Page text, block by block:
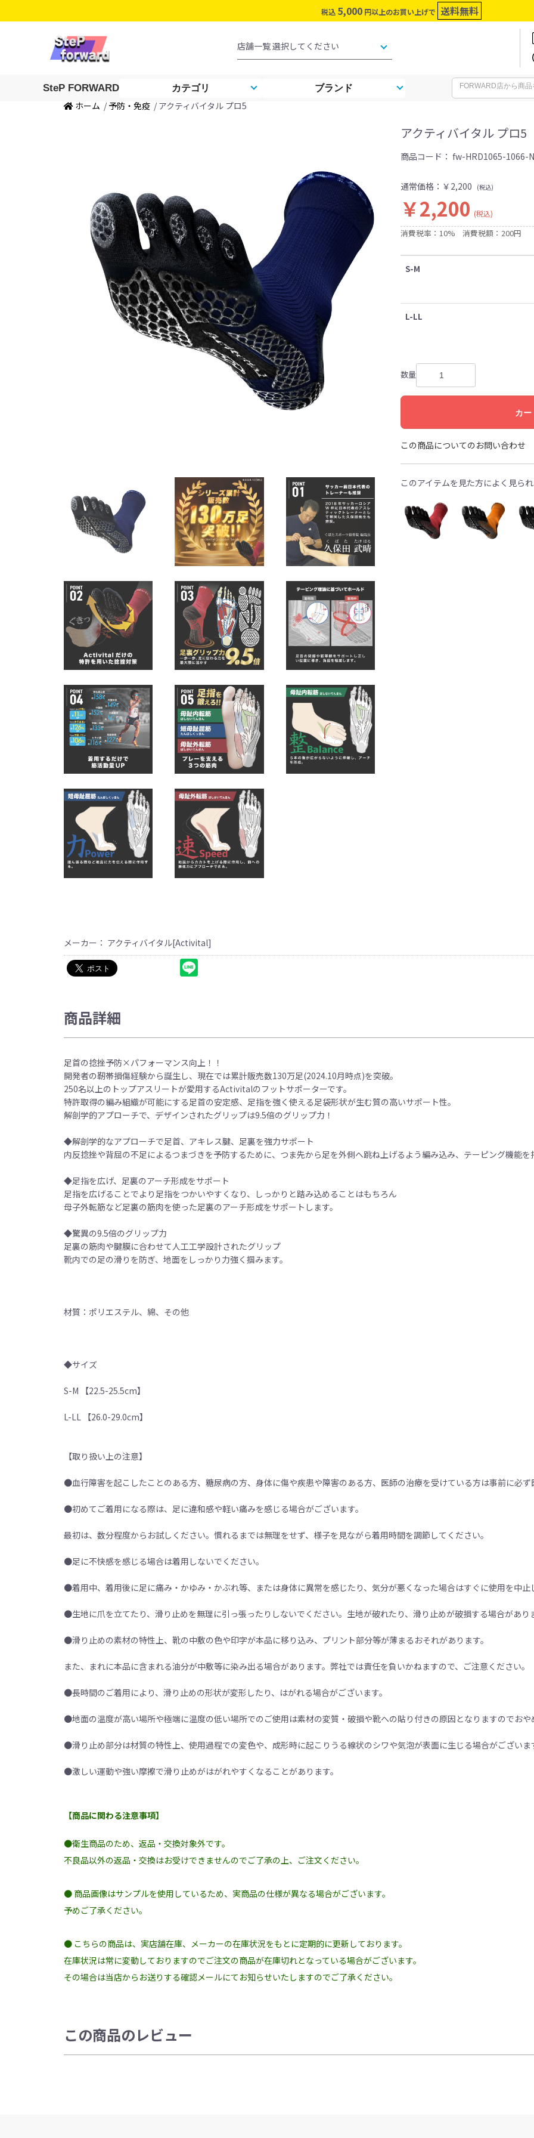
税込 5,000 円以上のお買い上げで 送料無料
SteP FORWARD カテゴリ ブランド
ホーム / 予防・免疫 / アクティバイタル プロ5
アクティバイタル プロ5
商品コード： fw-HRD1065-1066-
通常価格： ￥2,200 (税込)
￥2,200 (税込)
消費税率：10% 消費税額：200円
S-M
L-LL
数量
カー
この商品についてのお問い合わせ
このアイテムを見た方によく見ら
メーカー： アクティバイタル[Activital]
商品詳細
足首の捻挫予防×パフォーマンス向上！！
開発者の靭帯損傷経験から誕生し、現在では累計販売数130万足(2024.10月時点)を突破。
250名以上のトップアスリートが愛用するActivitalのフットサポーターです。
特許取得の編み組織が可能にする足首の安定感、足指を強く使える足袋形状が生む質の高いサポート性。
解剖学的アプローチで、デザインされたグリップは9.5倍のグリップ力！
◆解剖学的なアプローチで足首、アキレス腱、足裏を強力サポート
内反捻挫や背屈の不足によるつまづきを予防するために、つま先から足を外側へ跳ね上げるよう編み込み、テーピング機能を
◆足指を広げ、足裏のアーチ形成をサポート
足指を広げることでより足指をつかいやすくなり、しっかりと踏み込めることはもちろん
母子外転筋など足裏の筋肉を使った足裏のアーチ形成をサポートします。
◆驚異の9.5倍のグリップ力
足裏の筋肉や腱膜に合わせて人工工学設計されたグリップ
靴内での足の滑りを防ぎ、地面をしっかり力強く掴みます。
材質：ポリエステル、綿、その他
◆サイズ
S-M 【22.5-25.5cm】
L-LL 【26.0-29.0cm】
【取り扱い上の注意】
●血行障害を起こしたことのある方、糖尿病の方、身体に傷や疾患や障害のある方、医師の治療を受けている方は事前に必
●初めてご着用になる際は、足に違和感や軽い痛みを感じる場合がございます。
最初は、数分程度からお試しください。慣れるまでは無理をせず、様子を見ながら着用時間を調節してください。
●足に不快感を感じる場合は着用しないでください。
●着用中、着用後に足に痛み・かゆみ・かぶれ等、または身体に異常を感じたり、気分が悪くなった場合はすぐに使用を中
●生地に爪を立てたり、滑り止めを無理に引っ張ったりしないでください。生地が破れたり、滑り止めが破損する場合があり
●滑り止めの素材の特性上、靴の中敷の色や印字が本品に移り込み、プリント部分等が薄まるおそれがあります。
また、まれに本品に含まれる油分が中敷等に染み出る場合があります。弊社では責任を負いかねますので、ご注意ください。
●長時間のご着用により、滑り止めの形状が変形したり、はがれる場合がございます。
●地面の温度が高い場所や極端に温度の低い場所でのご使用は素材の変質・破損や靴への貼り付きの原因となりますのでおや
●滑り止め部分は材質の特性上、使用過程での変色や、成形時に起こりうる線状のシワや気泡が表面に生じる場合がござい
●激しい運動や強い摩擦で滑り止めがはがれやすくなることがあります。
【商品に関わる注意事項】
●衛生商品のため、返品・交換対象外です。
不良品以外の返品・交換はお受けできませんのでご了承の上、ご注文ください。
● 商品画像はサンプルを使用しているため、実商品の仕様が異なる場合がございます。
予めご了承ください。
● こちらの商品は、実店舗在庫、メーカーの在庫状況をもとに定期的に更新しております。
在庫状況は常に変動しておりますのでご注文の商品が在庫切れとなっている場合がございます。
その場合は当店からお送りする確認メールにてお知らせいたしますのでご了承ください。
この商品のレビュー